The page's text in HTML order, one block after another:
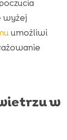
wyżej
umożliwi
w